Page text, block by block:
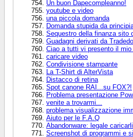
Un buon Dapecompleanno!
youtube e video
una piccola domanda
Domanda stupida da
Sequestro della finanza sito
Guadagni derivati da
Ciao a tutti vi presento il
caricare video
Condivisione stampante
La T-Shirt di AlterVista
Distacco di retina
Spot canone RAI...su FOX?!
Problema presentazione
venite a trovarmi...
problema visualizzazione
Aiuto per le F.A.Q
Abandonware: legale
Screenshot di programmi e